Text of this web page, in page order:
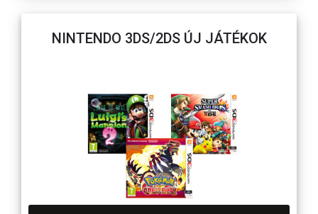
NINTENDO 3DS/2DS ÚJ JÁTÉKOK